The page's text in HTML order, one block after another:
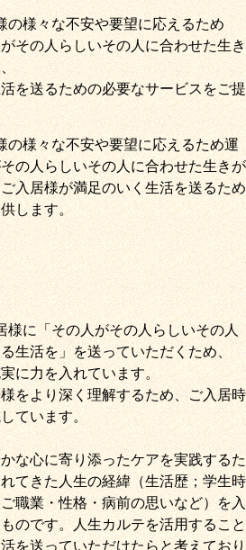
の様々な不安や要望に応えるため
その人らしいその人に合わせた生き
を送るための必要なサービスをご提
の様々な不安や要望に応えるため運
の人らしいその人に合わせた生きが
ご入居様が満足のいく生活を送るため
します。
様に「その人がその人らしいその人
生活を」を送っていただくため、
に力を入れています。
をより深く理解するため、ご入居時
ています。
な心に寄り添ったケアを実践するた
てきた人生の経緯（生活歴；学生時
職業・性格・病前の思いなど）を入
のです。人生カルテを活用すること
を送っていただけたらと考えており